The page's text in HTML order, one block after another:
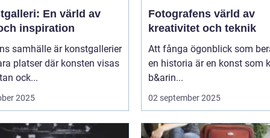
En värld av
inspiration
samhälle är konstgallerier
platser där konsten visas
ock...
2025
Fotografens värld av
kreativitet och teknik
Att fånga ögonblick som
en historia är en konst som
b&arin...
02 september 2025